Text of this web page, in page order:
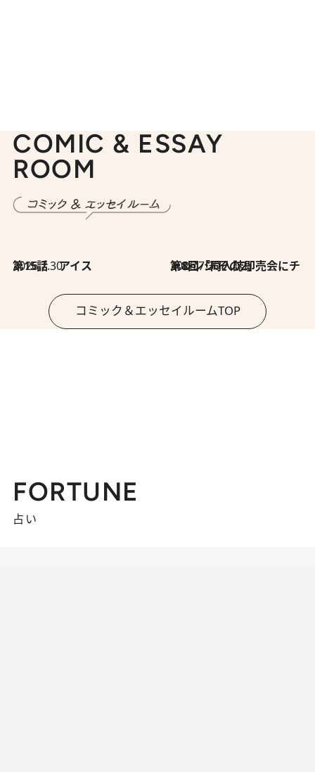
COMIC & ESSAY
ROOM
2026.7.30
第15話 アイス 2026.7.30
第8回「同人誌即売会にチャレンジ その2」
コミック＆エッセイルームTOP
FORTUNE
占い